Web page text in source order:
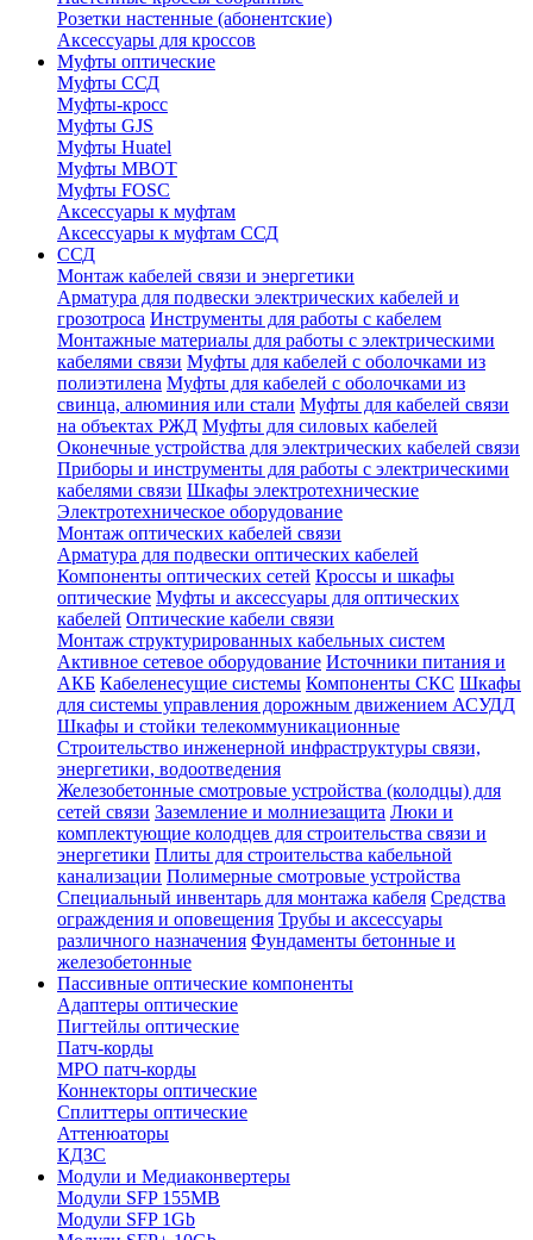
Розетки настенные (абонентские)
Аксессуары для кроссов
Муфты оптические
Муфты ССД
Муфты-кросс
Муфты GJS
Муфты Huatel
Муфты МВОТ
Муфты FOSC
Аксессуары к муфтам
Аксессуары к муфтам ССД
ССД
Монтаж кабелей связи и энергетики
Арматура для подвески электрических кабелей и
грозотроса Инструменты для работы с кабелем
Монтажные материалы для работы с электрическими
кабелями связи Муфты для кабелей с оболочками из
полиэтилена Муфты для кабелей с оболочками из
свинца, алюминия или стали Муфты для кабелей связи
на объектах РЖД Муфты для силовых кабелей
Оконечные устройства для электрических кабелей связи
Приборы и инструменты для работы с электрическими
кабелями связи Шкафы электротехнические
Электротехническое оборудование
Монтаж оптических кабелей связи
Арматура для подвески оптических кабелей
Компоненты оптических сетей Кроссы и шкафы
оптические Муфты и аксессуары для оптических
кабелей Оптические кабели связи
Монтаж структурированных кабельных систем
Активное сетевое оборудование Источники питания и
АКБ Кабеленесущие системы Компоненты СКС Шкафы
для системы управления дорожным движением АСУДД
Шкафы и стойки телекоммуникационные
Строительство инженерной инфраструктуры связи,
энергетики, водоотведения
Железобетонные смотровые устройства (колодцы) для
сетей связи Заземление и молниезащита Люки и
комплектующие колодцев для строительства связи и
энергетики Плиты для строительства кабельной
канализации Полимерные смотровые устройства
Специальный инвентарь для монтажа кабеля Средства
ограждения и оповещения Трубы и аксессуары
различного назначения Фундаменты бетонные и
железобетонные
Пассивные оптические компоненты
Адаптеры оптические
Пигтейлы оптические
Патч-корды
MPO патч-корды
Коннекторы оптические
Сплиттеры оптические
Аттенюаторы
КДЗС
Модули и Медиаконвертеры
Модули SFP 155MB
Модули SFP 1Gb